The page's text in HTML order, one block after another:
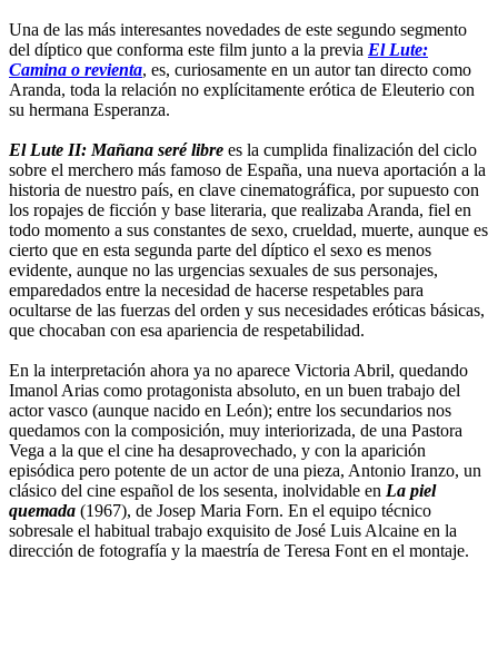
Una de las más interesantes novedades de este segundo segmento
del díptico que conforma este film junto a la previa El Lute:
Camina o revienta, es, curiosamente en un autor tan directo como
Aranda, toda la relación no explícitamente erótica de Eleuterio con
su hermana Esperanza.
El Lute II: Mañana seré libre es la cumplida finalización del ciclo
sobre el merchero más famoso de España, una nueva aportación a la
historia de nuestro país, en clave cinematográfica, por supuesto con
los ropajes de ficción y base literaria, que realizaba Aranda, fiel en
todo momento a sus constantes de sexo, crueldad, muerte, aunque es
cierto que en esta segunda parte del díptico el sexo es menos
evidente, aunque no las urgencias sexuales de sus personajes,
emparedados entre la necesidad de hacerse respetables para
ocultarse de las fuerzas del orden y sus necesidades eróticas básicas,
que chocaban con esa apariencia de respetabilidad.
En la interpretación ahora ya no aparece Victoria Abril, quedando
Imanol Arias como protagonista absoluto, en un buen trabajo del
actor vasco (aunque nacido en León); entre los secundarios nos
quedamos con la composición, muy interiorizada, de una Pastora
Vega a la que el cine ha desaprovechado, y con la aparición
episódica pero potente de un actor de una pieza, Antonio Iranzo, un
clásico del cine español de los sesenta, inolvidable en La piel
quemada (1967), de Josep Maria Forn. En el equipo técnico
sobresale el habitual trabajo exquisito de José Luis Alcaine en la
dirección de fotografía y la maestría de Teresa Font en el montaje.